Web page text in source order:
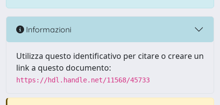
Informazioni
Utilizza questo identificativo per citare o creare un
link a questo documento:
https://hdl.handle.net/11568/45733